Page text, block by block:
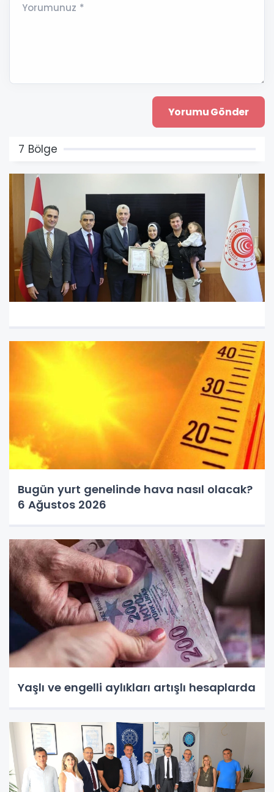
Yorumunuz *
7 Bölge
Bugün yurt genelinde hava nasıl olacak?
6 Ağustos 2026
Yaşlı ve engelli aylıkları artışlı hesaplarda